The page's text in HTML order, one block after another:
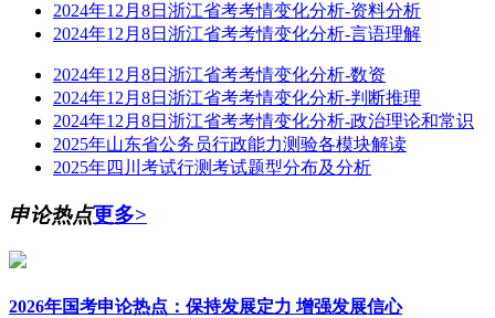
2024年12月8日浙江省考考情变化分析-资料分析
2024年12月8日浙江省考考情变化分析-言语理解
2024年12月8日浙江省考考情变化分析-数资
2024年12月8日浙江省考考情变化分析-判断推理
2024年12月8日浙江省考考情变化分析-政治理论和常识
2025年山东省公务员行政能力测验各模块解读
2025年四川考试行测考试题型分布及分析
申论热点更多>
2026年国考申论热点：保持发展定力 增强发展信心